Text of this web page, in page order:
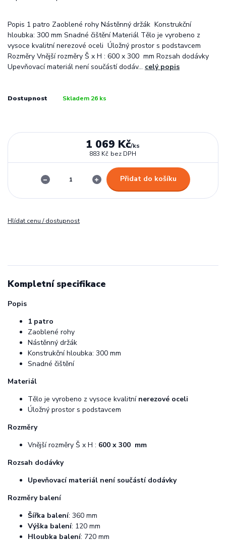
Popis 1 patro Zaoblené rohy Nástěnný držák Konstrukční
hloubka: 300 mm Snadné čištění Materiál Tělo je vyrobeno z
vysoce kvalitní nerezové oceli Úložný prostor s podstavcem
Rozměry Vnější rozměry Š x H : 600 x 300 mm Rozsah dodávky
Upevňovací materiál není součástí dodáv... celý popis
Dostupnost Skladem 26 ks
1 069 Kč/ks
883 Kč bez DPH
Přidat do košíku
Hlídat cenu / dostupnost
Kompletní specifikace
Popis
1 patro
Zaoblené rohy
Nástěnný držák
Konstrukční hloubka: 300 mm
Snadné čištění
Materiál
Tělo je vyrobeno z vysoce kvalitní nerezové oceli
Úložný prostor s podstavcem
Rozměry
Vnější rozměry Š x H : 600 x 300 mm
Rozsah dodávky
Upevňovací materiál není součástí dodávky
Rozměry balení
Šířka balení: 360 mm
Výška balení: 120 mm
Hloubka balení: 720 mm